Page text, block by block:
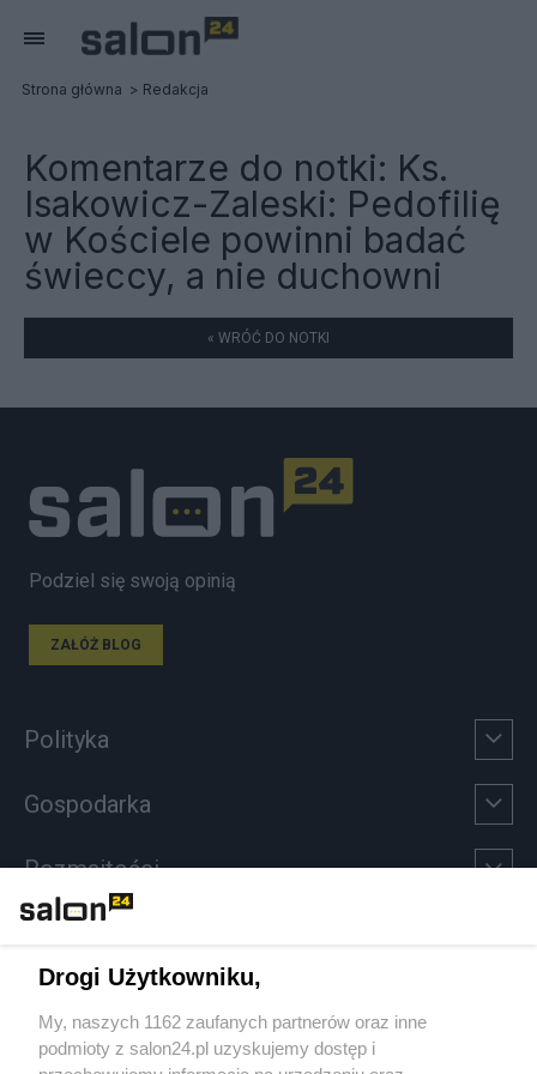
Strona główna Redakcja
Komentarze do notki: Ks.
Isakowicz-Zaleski: Pedofilię
w Kościele powinni badać
świeccy, a nie duchowni
« WRÓĆ DO NOTKI
Podziel się swoją opinią
ZAŁÓŻ BLOG
Polityka
Gospodarka
Rozmaitości
Sport
Społeczeństwo
Drogi Użytkowniku,
My, naszych 1162 zaufanych partnerów oraz inne
podmioty z salon24.pl uzyskujemy dostęp i